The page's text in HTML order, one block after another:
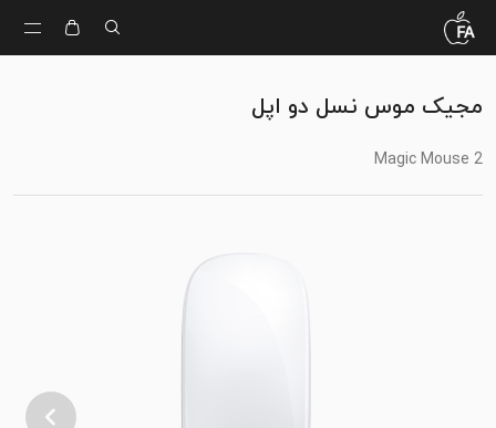
مجیک موس نسل دو اپل
Magic Mouse 2